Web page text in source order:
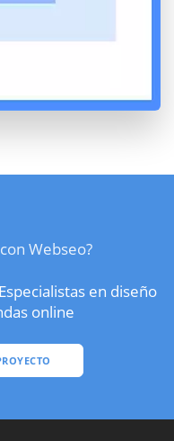
Webseo?
en diseño
online